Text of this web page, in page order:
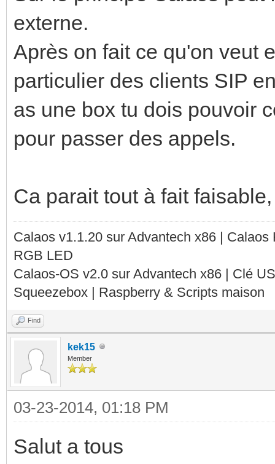
externe.
Après on fait ce qu'on veut
particulier des clients SIP
as une box tu dois pouvoir
pour passer des appels.
Ca parait tout à fait
Calaos v1.1.20 sur Advantech x86 |
RGB LED
Calaos-OS v2.0 sur Advantech x86 | Clé
Squeezebox | Raspberry & Scripts maison
Find
kek15
Member
03-23-2014, 01:18 PM
Salut a tous